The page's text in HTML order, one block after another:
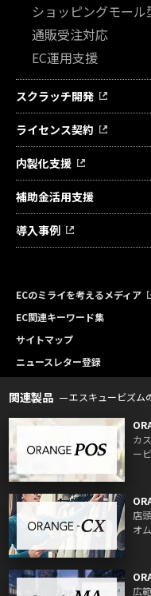
ショッピングモール
通販受注対応
EC運用支援
スクラッチ開発
ライセンス契約
内製化支援
補助金活用支援
導入事例
ECのミライを考えるメディア
EC関連キーワード集
サイトマップ
ニュースレター登録
関連製品 エスキュービズム
カ
ー
店
オ
広